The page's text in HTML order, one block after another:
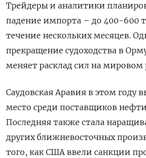
Трейдеры и аналитики
падение импорта – до 400-600
течение нескольких месяцев.
прекращение судоходства в
меняет расклад сил на мировом
Саудовская Аравия в этом году
место среди поставщиков
Последняя также стала
других ближневосточных
того, как США ввели санкции